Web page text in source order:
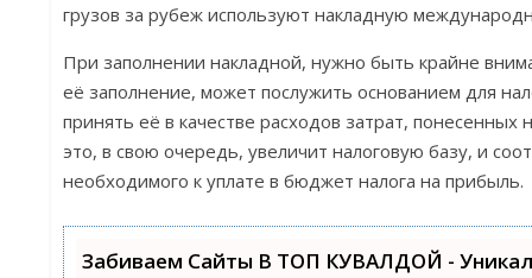
грузов за рубеж используют накладную
При заполнении накладной, нужно быть крайне
её заполнение, может послужить основанием для
принять её в качестве расходов затрат, понесенных
это, в свою очередь, увеличит налоговую базу, и
необходимого к уплате в бюджет налога на прибыль.
Забиваем Сайты В ТОП КУВАЛДОЙ -